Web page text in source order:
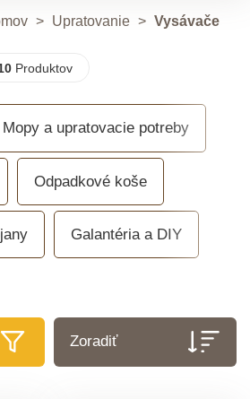
> Upratovanie > Vysávače
Produktov
Mopy a upratovacie potreby
Odpadkové koše
Galantéria a DIY
Zoradiť